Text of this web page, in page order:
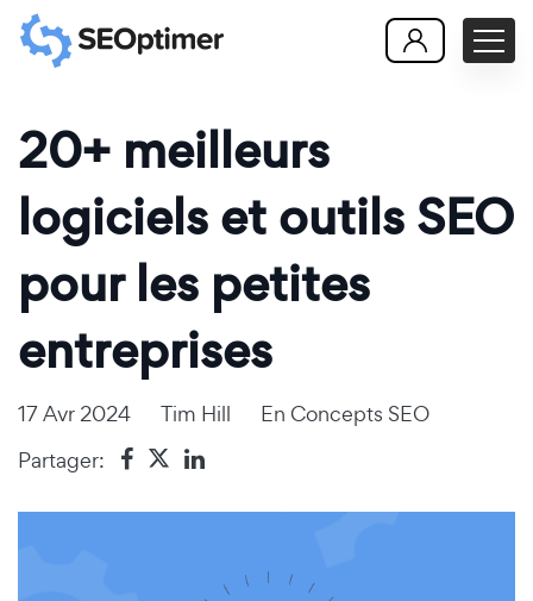
20+ meilleurs
logiciels et outils SEO
pour les petites
entreprises
17 Avr 2024 Tim Hill En Concepts SEO
Partager: